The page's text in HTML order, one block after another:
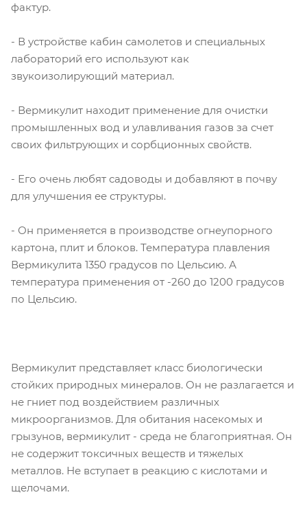
фактур.
- В устройстве кабин самолетов и специальных
лабораторий его используют как
звукоизолирующий материал.
- Вермикулит находит применение для очистки
промышленных вод и улавливания газов за счет
своих фильтрующих и сорбционных свойств.
- Его очень любят садоводы и добавляют в почву
для улучшения ее структуры.
- Он применяется в производстве огнеупорного
картона, плит и блоков. Температура плавления
Вермикулита 1350 градусов по Цельсию. А
температура применения от -260 до 1200 градусов
по Цельсию.
Вермикулит представляет класс биологически
стойких природных минералов. Он не разлагается и
не гниет под воздействием различных
микроорганизмов. Для обитания насекомых и
грызунов, вермикулит - среда не благоприятная. Он
не содержит токсичных веществ и тяжелых
металлов. Не вступает в реакцию с кислотами и
щелочами.